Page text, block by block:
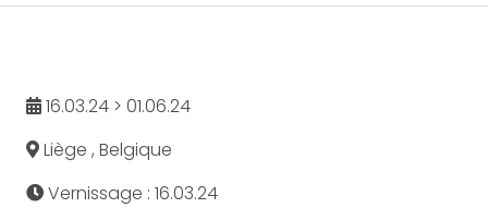
16.03.24 > 01.06.24
Liège , Belgique
Vernissage : 16.03.24